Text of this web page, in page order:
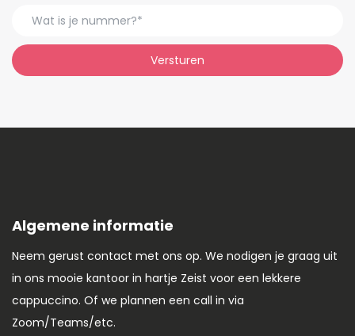
Versturen
Algemene informatie
Neem gerust contact met ons op. We nodigen je graag uit
in ons mooie kantoor in hartje Zeist voor een lekkere
cappuccino. Of we plannen een call in via
Zoom/Teams/etc.